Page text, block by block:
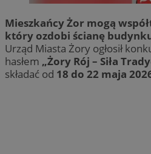
Mieszkańcy Żor mogą
który ozdobi ścianę
Urząd Miasta Żory ogłosił
hasłem „Żory Rój – Siła
składać od 18 do 22 maja